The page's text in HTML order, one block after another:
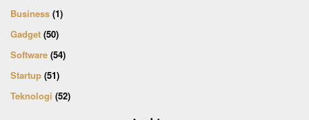
Business (1)
Gadget (50)
Software (54)
Startup (51)
Teknologi (52)